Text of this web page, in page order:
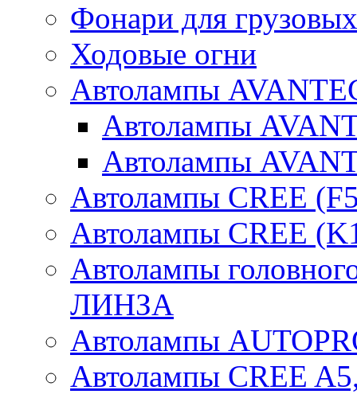
Фонари для
Ходовые огни
Автолампы
Автолампы
Автолампы
Автолампы CREE
Автолампы CREE
Автолампы
ЛИНЗА
Автолампы
Автолампы CREE